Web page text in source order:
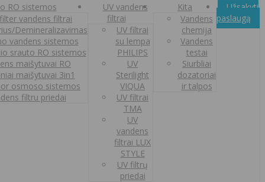
RO sistemos
vandens filtrai
Demineralizavimas
vandens sistemos
srauto RO sistemos
maišytuvai RO
maišytuvai 3in1
osmoso sistemos
filtru priedai
UV vandens
filtrai
UV filtrai
su lempa
PHILIPS
UV
Sterilight
VIQUA
UV filtrai
TMA
UV
vandens
filtrai LUX
STYLE
UV filtrų
priedai
Kita
Vandens
chemija
Vandens
testai
Siurbliai
dozatoriai
ir talpos
Užsakyti
paslaugą